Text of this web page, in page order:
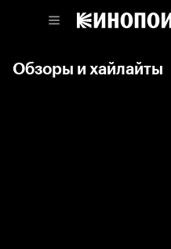
Обзоры и хайлайты